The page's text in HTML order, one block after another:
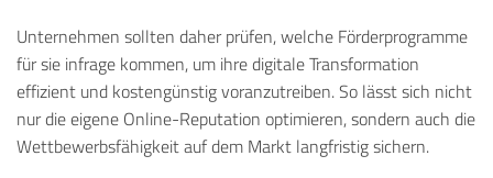
Unternehmen sollten daher prüfen, welche Förderprogramme
für sie infrage kommen, um ihre digitale Transformation
effizient und kostengünstig voranzutreiben. So lässt sich nicht
nur die eigene Online-Reputation optimieren, sondern auch die
Wettbewerbsfähigkeit auf dem Markt langfristig sichern.